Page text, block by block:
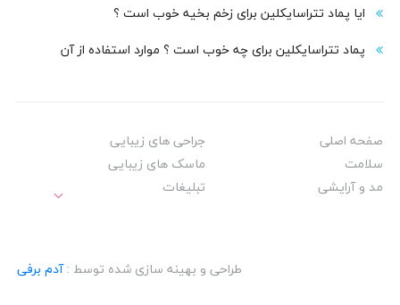
ایا پماد تتراسایکلین برای زخم بخیه خوب است ؟
پماد تتراسایکلین برای چه خوب است ؟ موارد استفاده از آن
صفحه اصلی
جراحی های زیبایی
سلامت
ماسک های زیبایی
مد و آرایشی
تبلیغات
طراحی و بهینه سازی شده توسط :آدم برفی